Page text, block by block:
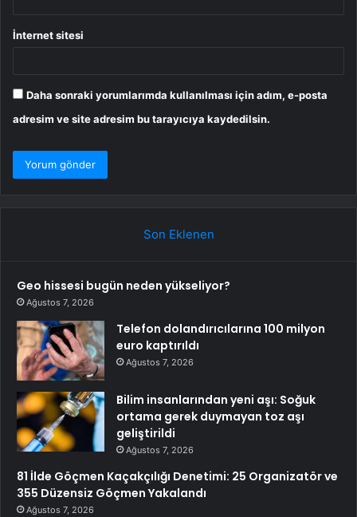
İnternet sitesi
Daha sonraki yorumlarımda kullanılması için adım, e-posta
adresim ve site adresim bu tarayıcıya kaydedilsin.
Son Eklenen
Geo hissesi bugün neden yükseliyor?
Ağustos 7, 2026
Telefon dolandırıcılarına 100 milyon
euro kaptırıldı
Ağustos 7, 2026
Bilim insanlarından yeni aşı: Soğuk
ortama gerek duymayan toz aşı
geliştirildi
Ağustos 7, 2026
81 İlde Göçmen Kaçakçılığı Denetimi: 25 Organizatör ve
355 Düzensiz Göçmen Yakalandı
Ağustos 7, 2026